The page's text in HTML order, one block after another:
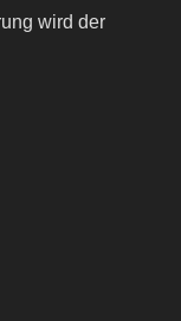
wird der